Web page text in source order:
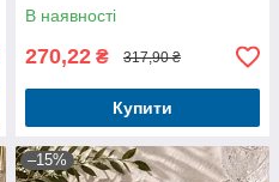
В наявності
270,22 ₴ 317,90 ₴
Купити
–15%